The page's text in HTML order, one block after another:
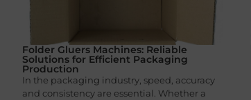
Folder Gluers Machines: Reliable
Solutions for Efficient Packaging
Production
In the packaging industry, speed, accuracy
and consistency are essential. Whether a